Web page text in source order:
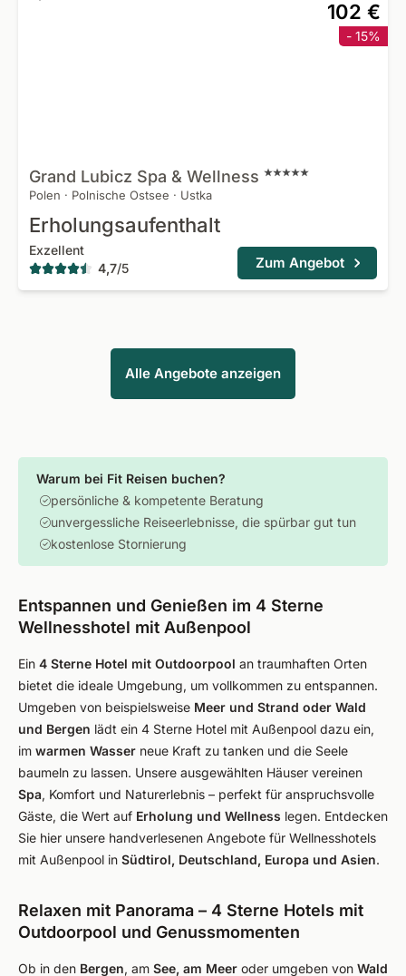
102 €
- 15%
Grand Lubicz Spa & Wellness
Polen · Polnische Ostsee · Ustka
Erholungsaufenthalt
Exzellent
4,7/5 Zum Angebot
Alle Angebote anzeigen
Warum bei Fit Reisen buchen?
persönliche & kompetente Beratung
unvergessliche Reiseerlebnisse, die spürbar gut tun
kostenlose Stornierung
Entspannen und Genießen im 4 Sterne
Wellnesshotel mit Außenpool
Ein 4 Sterne Hotel mit Outdoorpool an traumhaften Orten
bietet die ideale Umgebung, um vollkommen zu entspannen.
Umgeben von beispielsweise Meer und Strand oder Wald
und Bergen lädt ein 4 Sterne Hotel mit Außenpool dazu ein,
im warmen Wasser neue Kraft zu tanken und die Seele
baumeln zu lassen. Unsere ausgewählten Häuser vereinen
Spa, Komfort und Naturerlebnis – perfekt für anspruchsvolle
Gäste, die Wert auf Erholung und Wellness legen. Entdecken
Sie hier unsere handverlesenen Angebote für Wellnesshotels
mit Außenpool in Südtirol, Deutschland, Europa und Asien.
Relaxen mit Panorama – 4 Sterne Hotels mit
Outdoorpool und Genussmomenten
Ob in den Bergen, am See, am Meer oder umgeben von Wald